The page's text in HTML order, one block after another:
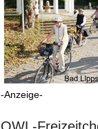
-Anzeige-